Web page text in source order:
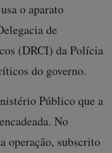
o aparato
de
(DRCI) da Polícia
do governo.
Público que a
No
operação, subscrito